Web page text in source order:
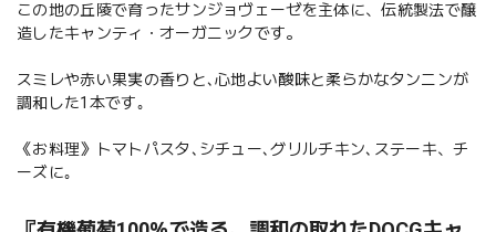
この地の丘陵で育ったサンジョヴェーゼを主体に、伝統製法で醸
造したキャンティ・オーガニックです。
スミレや赤い果実の香りと､心地よい酸味と柔らかなタンニンが
調和した1本です｡
《お料理》トマトパスタ､シチュー､グリルチキン､ステーキ、チ
ーズに｡